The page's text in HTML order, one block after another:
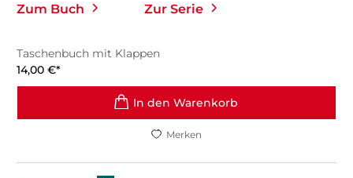
Zum Buch Zur Serie
Taschenbuch mit Klappen
14,00 €*
In den Warenkorb
Merken